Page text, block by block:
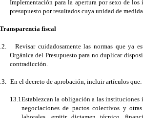
Implementación para la apertura por sexo de
presupuesto por resultados cuya unidad de medida
fiscal
Revisar cuidadosamente las normas que ya
Orgánica del Presupuesto para no duplicar
contradicción.
En el decreto de aprobación, incluir artículos que:
13.1 Establezcan la obligación a las instituciones
negociaciones de pactos colectivos y